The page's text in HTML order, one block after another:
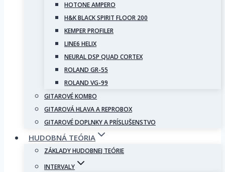
HOTONE AMPERO
H&K BLACK SPIRIT FLOOR 200
KEMPER PROFILER
LINE6 HELIX
NEURAL DSP QUAD CORTEX
ROLAND GR-55
ROLAND VG-99
GITAROVÉ KOMBO
GITAROVÁ HLAVA A REPROBOX
GITAROVÉ DOPLNKY A PRÍSLUŠENSTVO
HUDOBNÁ TEÓRIA
ZÁKLADY HUDOBNEJ TEÓRIE
INTERVALY